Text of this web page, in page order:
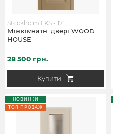
Міжкімнатні двері WOOD
HOUSE
Stockholm LKS - 17
Купити
28 500 грн.
НОВИНКИ
ТОП ПРОДАЖ